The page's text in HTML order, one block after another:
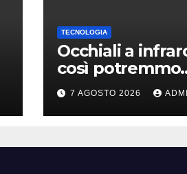
TECNOLOGIA
Occhiali a
così potremmo
vedere ciò che
è invisibile
7 AGOSTO 2026